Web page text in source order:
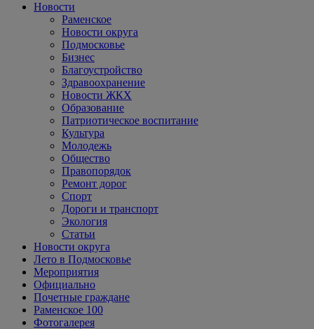
Новости
Раменское
Новости округа
Подмосковье
Бизнес
Благоустройство
Здравоохранение
Новости ЖКХ
Образование
Патриотическое воспитание
Культура
Молодежь
Общество
Правопорядок
Ремонт дорог
Спорт
Дороги и транспорт
Экология
Статьи
Новости округа
Лето в Подмосковье
Мероприятия
Официально
Почетные граждане
Раменское 100
Фотогалерея